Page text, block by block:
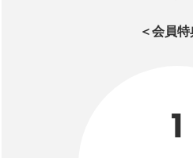
＜会員特
1